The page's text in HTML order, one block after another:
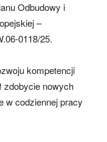
Odbudowy i
–
0118/25.
kompetencji
zdobycie nowych
w codziennej pracy